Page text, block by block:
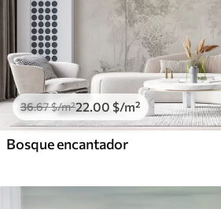
36.67$/m²22.00 $/m²
Bosque encantador